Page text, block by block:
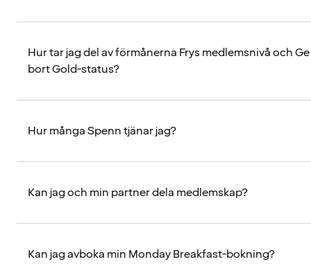
Hur tar jag del av förmånerna Frys medlemsnivå och Ge
bort Gold-status?
Hur många Spenn tjänar jag?
Kan jag och min partner dela medlemskap?
Kan jag avboka min Monday Breakfast-bokning?